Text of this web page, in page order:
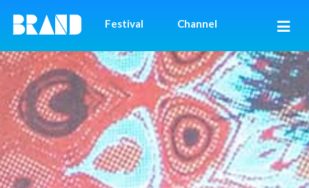
Festival Channel